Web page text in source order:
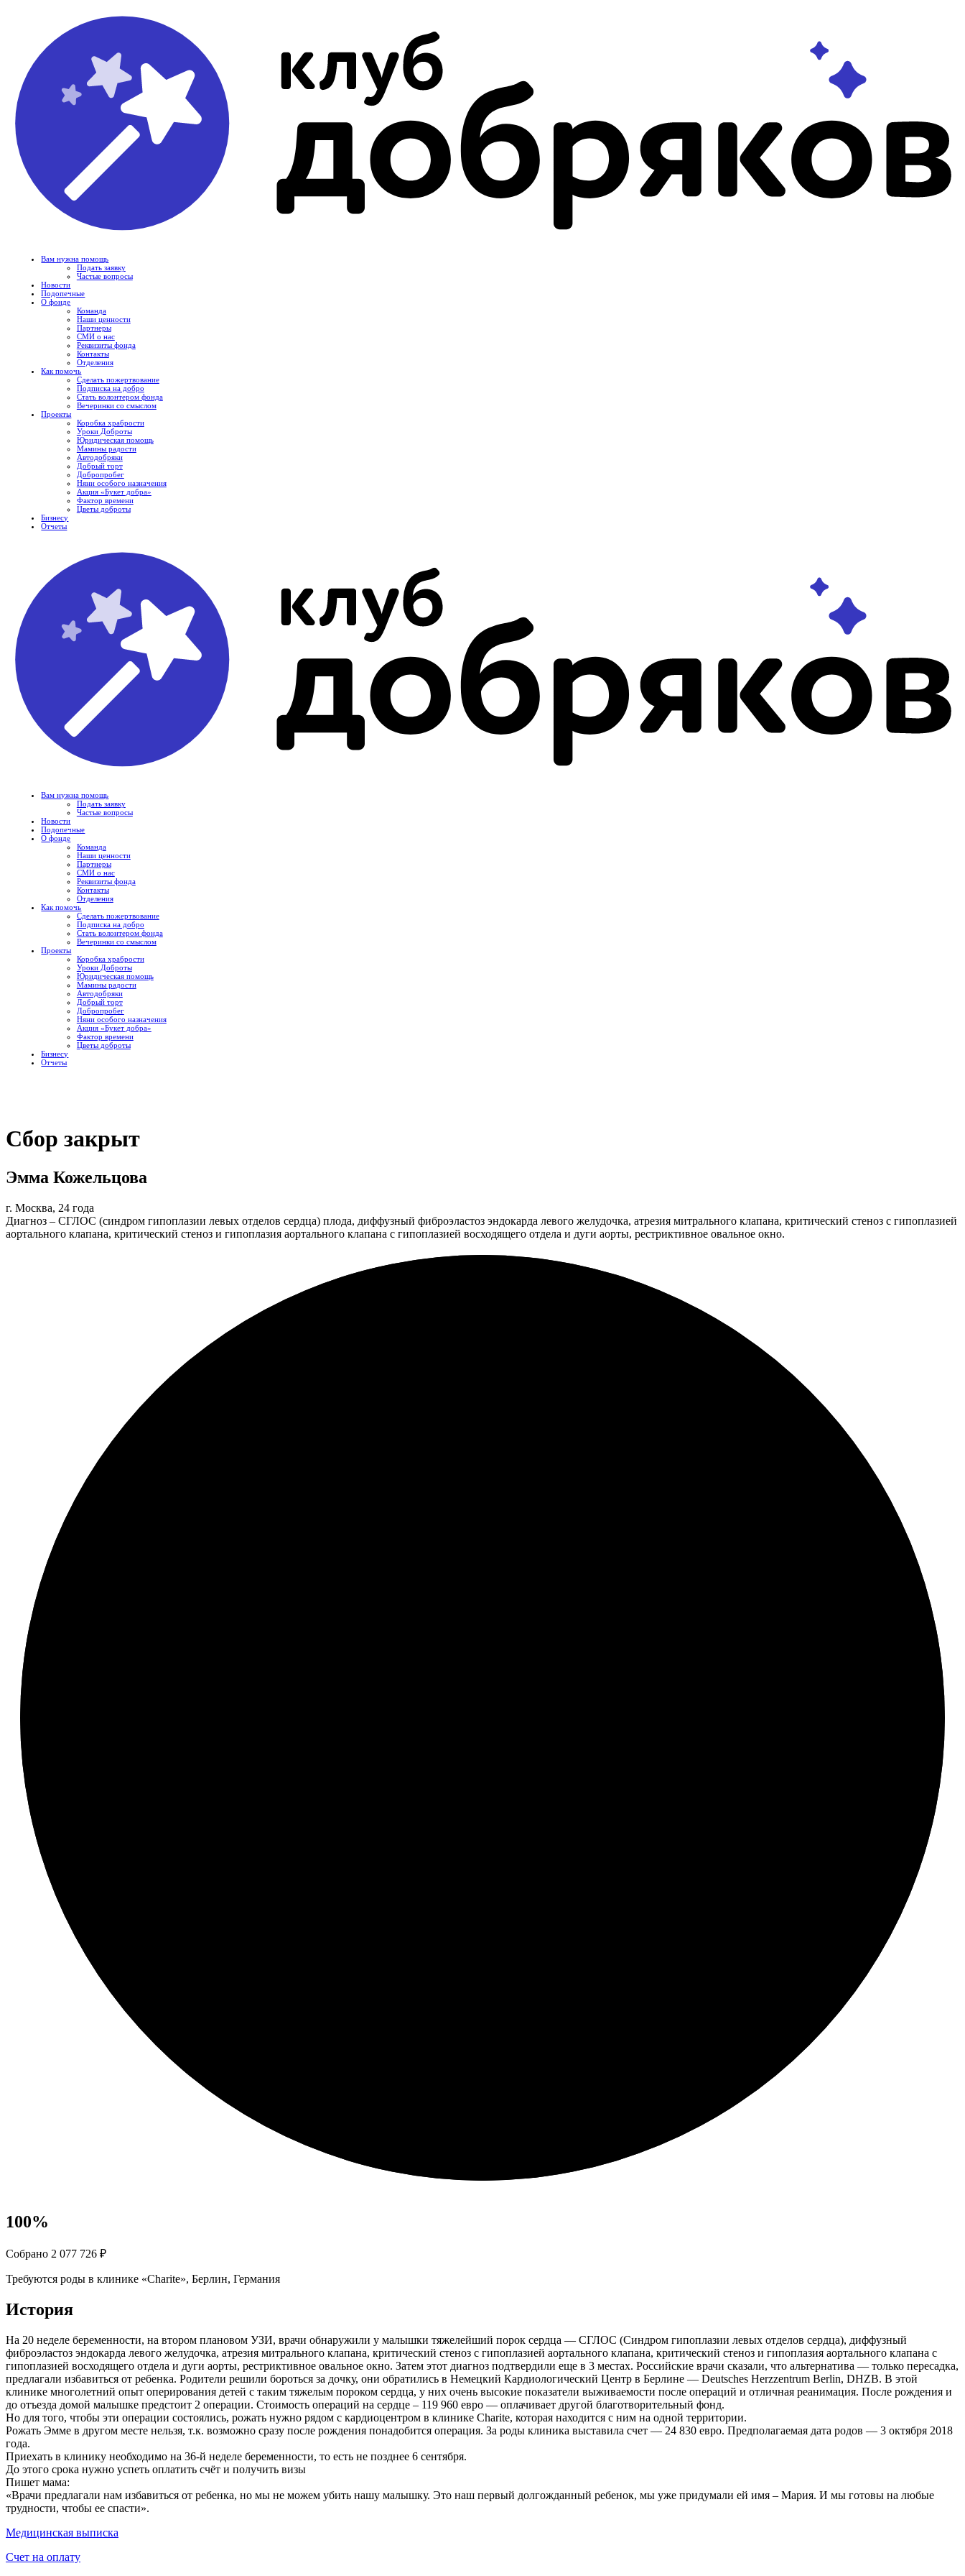
Вам нужна помощь
Подать заявку
Частые вопросы
Новости
Подопечные
О фонде
Команда
Наши ценности
Партнеры
СМИ о нас
Реквизиты фонда
Контакты
Отделения
Как помочь
Сделать пожертвование
Подписка на добро
Стать волонтером фонда
Вечеринки со смыслом
Проекты
Коробка храбрости
Уроки Доброты
Юридическая помощь
Мамины радости
Автодобряки
Добрый торт
Добропробег
Няни особого назначения
Акция «Букет добра»
Фактор времени
Цветы доброты
Бизнесу
Отчеты
Вам нужна помощь
Подать заявку
Частые вопросы
Новости
Подопечные
О фонде
Команда
Наши ценности
Партнеры
СМИ о нас
Реквизиты фонда
Контакты
Отделения
Как помочь
Сделать пожертвование
Подписка на добро
Стать волонтером фонда
Вечеринки со смыслом
Проекты
Коробка храбрости
Уроки Доброты
Юридическая помощь
Мамины радости
Автодобряки
Добрый торт
Добропробег
Няни особого назначения
Акция «Букет добра»
Фактор времени
Цветы доброты
Бизнесу
Отчеты
Сбор закрыт
Эмма Кожельцова
г. Москва, 24 года
Диагноз – СГЛОС (синдром гипоплазии левых отделов сердца) плода, диффузный фиброэластоз эндокарда левого желудочка, атрезия митрального клапана, критический стеноз с гипоплазией
аортального клапана, критический стеноз и гипоплазия аортального клапана с гипоплазией восходящего отдела и дуги аорты, рестриктивное овальное окно.
100%
Собрано 2 077 726 ₽
Требуются роды в клинике «Charite», Берлин, Германия
История
На 20 неделе беременности, на втором плановом УЗИ, врачи обнаружили у малышки тяжелейший порок сердца — СГЛОС (Синдром гипоплазии левых отделов сердца), диффузный
фиброэластоз эндокарда левого желудочка, атрезия митрального клапана, критический стеноз с гипоплазией аортального клапана, критический стеноз и гипоплазия аортального клапана с
гипоплазией восходящего отдела и дуги аорты, рестриктивное овальное окно. Затем этот диагноз подтвердили еще в 3 местах. Российские врачи сказали, что альтернатива — только пересадка,
предлагали избавиться от ребенка. Родители решили бороться за дочку, они обратились в Немецкий Кардиологический Центр в Берлине — Deutsches Herzzentrum Berlin, DHZB. В этой
клинике многолетний опыт оперирования детей с таким тяжелым пороком сердца, у них очень высокие показатели выживаемости после операций и отличная реанимация. После рождения и
до отъезда домой малышке предстоит 2 операции. Стоимость операций на сердце – 119 960 евро — оплачивает другой благотворительный фонд.
Но для того, чтобы эти операции состоялись, рожать нужно рядом с кардиоцентром в клинике Charite, которая находится с ним на одной территории.
Рожать Эмме в другом месте нельзя, т.к. возможно сразу после рождения понадобится операция. За роды клиника выставила счет — 24 830 евро. Предполагаемая дата родов — 3 октября 2018
года.
Приехать в клинику необходимо на 36-й неделе беременности, то есть не позднее 6 сентября.
До этого срока нужно успеть оплатить счёт и получить визы
Пишет мама:
«Врачи предлагали нам избавиться от ребенка, но мы не можем убить нашу малышку. Это наш первый долгожданный ребенок, мы уже придумали ей имя – Мария. И мы готовы на любые
трудности, чтобы ее спасти».
Медицинская выписка
Счет на оплату